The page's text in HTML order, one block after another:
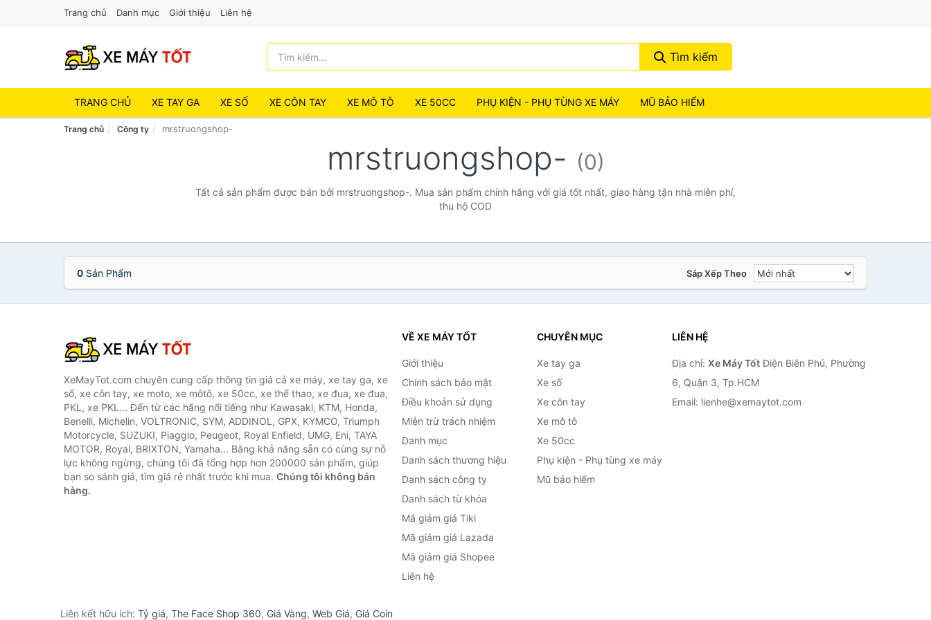
Trang chủ Danh mục Giới thiệu Liên hệ
Tìm kiếm
TRANG CHỦ XE TAY GA XE SỐ XE CÔN TAY XE MÔ TÔ XE 50CC PHỤ KIỆN - PHỤ TÙNG XE MÁY MŨ BẢO HIỂM
Trang chủ Công ty mrstruongshop-
mrstruongshop- (0)
Tất cả sản phẩm được bán bởi mrstruongshop-. Mua sản phẩm chính hãng với giá tốt nhất, giao hàng tận nhà miễn phí,
thu hộ COD
0 Sản Phẩm Sắp Xếp Theo
XeMayTot.com chuyên cung cấp thông tin giá cả xe máy, xe tay ga, xe
số, xe côn tay, xe moto, xe môtô, xe 50cc, xe thể thao, xe đua, xe đua,
PKL, xe PKL... Đến từ các hãng nổi tiếng như Kawasaki, KTM, Honda,
Benelli, Michelin, VOLTRONIC, SYM, ADDINOL, GPX, KYMCO, Triumph
Motorcycle, SUZUKI, Piaggio, Peugeot, Royal Enfield, UMG, Eni, TAYA
MOTOR, Royal, BRIXTON, Yamaha... Bằng khả năng sẵn có cùng sự nỗ
lực không ngừng, chúng tôi đã tổng hợp hơn 200000 sản phẩm, giúp
bạn so sánh giá, tìm giá rẻ nhất trước khi mua. Chúng tôi không bán
hàng.
VỀ XE MÁY TỐT
Giới thiệu
Chính sách bảo mật
Điều khoản sử dụng
Miễn trừ trách nhiệm
Danh mục
Danh sách thương hiệu
Danh sách công ty
Danh sách từ khóa
Mã giảm giá Tiki
Mã giảm giá Lazada
Mã giảm giá Shopee
Liên hệ
CHUYÊN MỤC
Xe tay ga
Xe số
Xe côn tay
Xe mô tô
Xe 50cc
Phụ kiện - Phụ tùng xe máy
Mũ bảo hiểm
LIÊN HỆ
Địa chỉ: Xe Máy TốtĐiện Biên Phủ, Phường
6, Quận 3, Tp.HCM
Email: lienhe@xemaytot.com
Liên kết hữu ích: Tỷ giá, The Face Shop 360, Giá Vàng, Web Giá, Giá Coin